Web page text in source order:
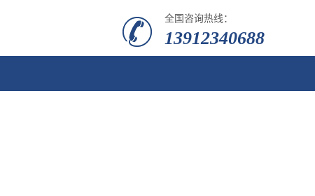
全国咨询热线：
13912340688